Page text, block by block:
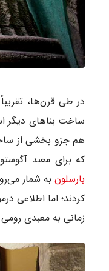
در طی قرن‌ها،
ساخت بناهای دیگر
هم جزو بخشی از
که برای معبد
بارسلون
زمانی به معبدی